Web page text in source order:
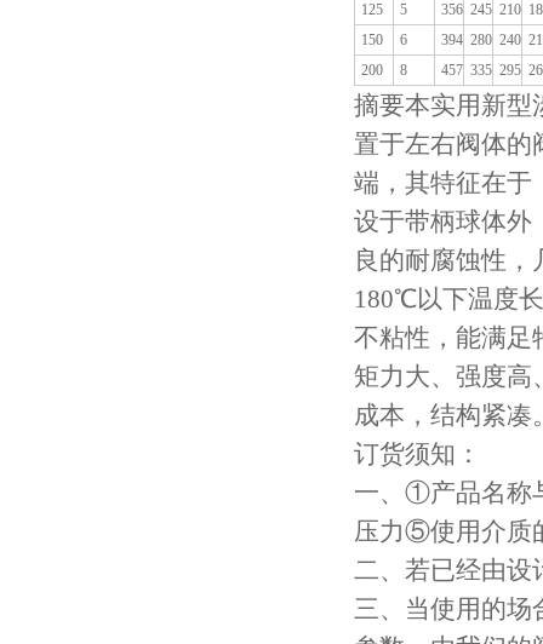
125
5 356 245 210
150
6 394 280 240
200
8 457 335 295
摘要本实用新型
置于左右阀体的
端，其特征在于
设于带柄球体外
良的耐腐蚀性
180℃以下温度
不粘性，能满足
矩力大、强度高
成本，结构紧凑
订货须知：
一、①产品名称
压力⑤使用介质
二、若已经由设
三、当使用的场